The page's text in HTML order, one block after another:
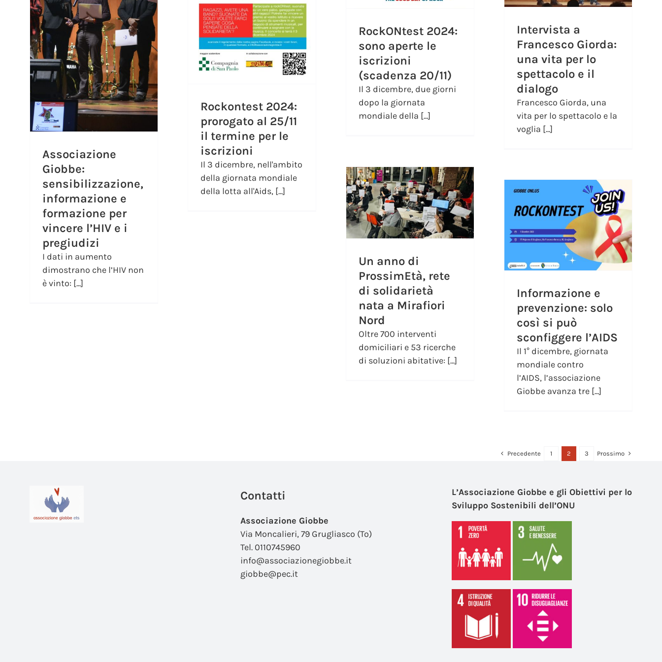
Associazione
Giobbe:
sensibilizzazione,
informazione e
formazione per
vincere l’HIV e i
pregiudizi
I dati in aumento
dimostrano che l’HIV non
è vinto: [...]
Rockontest 2024:
prorogato al 25/11
il termine per le
iscrizioni
Il 3 dicembre, nell'ambito
della giornata mondiale
della lotta all'Aids, [...]
RockONtest 2024:
sono aperte le
iscrizioni
(scadenza 20/11)
Il 3 dicembre, due giorni
dopo la giornata
mondiale della [...]
Intervista a
Francesco Giorda:
una vita per lo
spettacolo e il
dialogo
Francesco Giorda, una
vita per lo spettacolo e la
voglia [...]
Un anno di
ProssimEtà, rete
di solidarietà
nata a Mirafiori
Nord
Oltre 700 interventi
domiciliari e 53 ricerche
di soluzioni abitative: [...]
Informazione e
prevenzione: solo
così si può
sconfiggere l’AIDS
Il 1° dicembre, giornata
mondiale contro
l’AIDS, l’associazione
Giobbe avanza tre [...]
Precedente 1 2 3 Prossimo
Contatti
Associazione Giobbe
Via Moncalieri, 79 Grugliasco (To)
Tel. 0110745960
info@associazionegiobbe.it
giobbe@pec.it
L’Associazione Giobbe e gli Obiettivi per lo
Sviluppo Sostenibili dell’ONU